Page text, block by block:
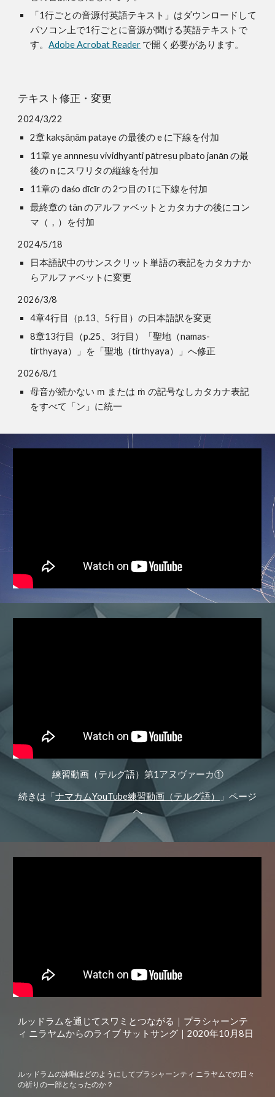
「1行ごとの音源付英語テキスト」はダウンロードして
パソコン上で1行ごとに音源が聞ける英語テキストで
す。Adobe Acrobat Reader で開く必要があります。
テキスト修正・変更
2024/3/22
2章 kakṣāṇām pataye の最後の e に下線を付加
11章 ye annneṣu vividhyanti pātreṣu pibato janān の最
後の n にスワリタの縦線を付加
11章の daśo dīcīr の 2つ目の ī に下線を付加
最終章の tān のアルファベットとカタカナの後にコン
マ（，）を付加
2024/5/18
日本語訳中のサンスクリット単語の表記をカタカナか
らアルファベットに変更
2026/3/8
4章4行目（p.13、5行目）の日本語訳を変更
8章13行目（p.25、3行目）「聖地（namas-
tirthyaya）」を「聖地（tirthyaya）」へ修正
2026/8/1
母音が続かない m または ṁ の記号なしカタカナ表記
をすべて「ン」に統一
練習動画（テルグ語）第1アヌヴァーカ①
続きは「ナマカムYouTube練習動画（テルグ語）
」ページ
へ
ルッドラムを通じてスワミとつながる｜プラシャーンテ
ィ ニラヤムからのライブ サットサング｜2020年10月8日
ルッドラムの詠唱はどのようにしてプラシャーンティ ニラヤムでの日々
の祈りの一部となったのか？